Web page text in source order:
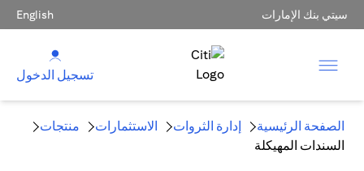
سيتي بنك الإمارات English
تسجيل الدخول
الصفحة الرئيسية إدارة الثروات الاستثمارات
منتجات
السندات المهيكلة